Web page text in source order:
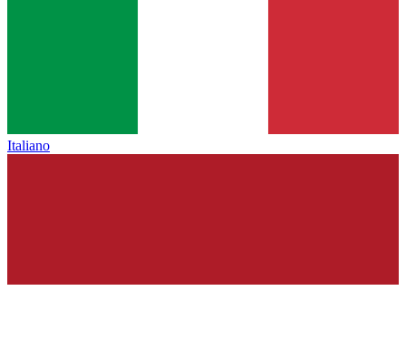
Italiano